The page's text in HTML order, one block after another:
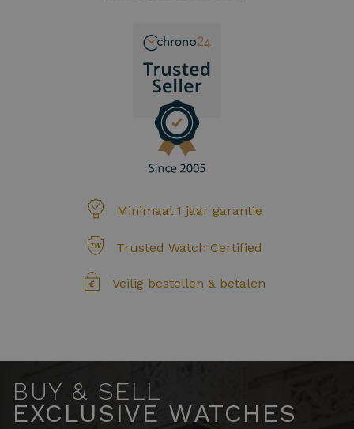
Minimaal 1 jaar garantie
Trusted Watch Certified
Veilig bestellen & betalen
BUY & SELL
EXCLUSIVE WATCHES